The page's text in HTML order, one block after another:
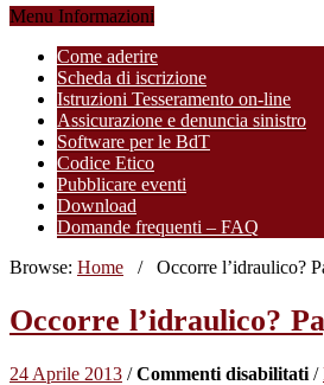
Menu Informazioni
Come aderire
Scheda di iscrizione
Istruzioni Tesseramento on-line
Assicurazione e denuncia sinistro
Software per le BdT
Codice Etico
Pubblicare eventi
Download
Domande frequenti – FAQ
Browse: Home / Occorre l’idraulico?
Occorre l’idraulico?
24 Aprile 2013 /Commenti disabilitatisu
/